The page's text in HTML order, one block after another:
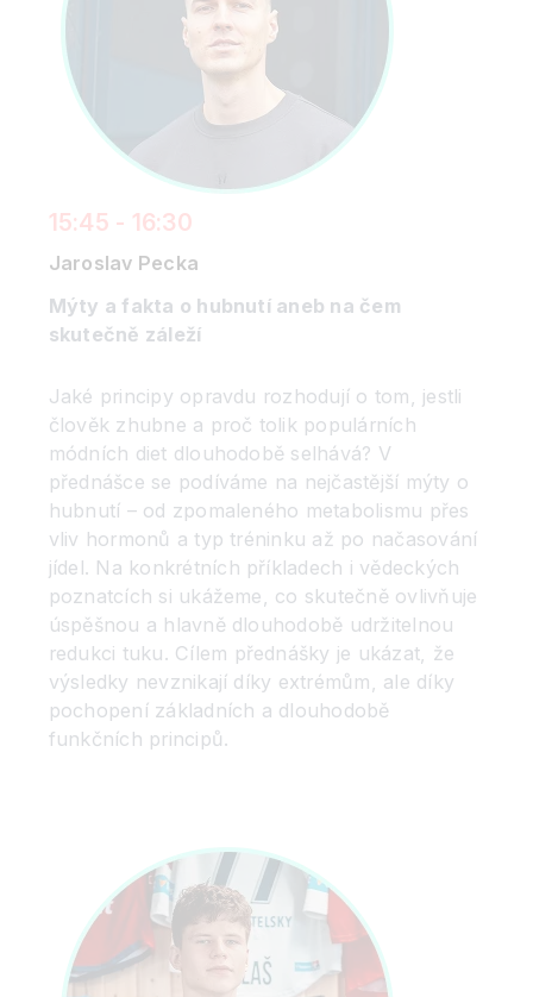
15:45 - 16:30
Jaroslav Pecka
Mýty a fakta o hubnutí aneb na čem
skutečně záleží
Jaké principy opravdu rozhodují o tom, jestli
člověk zhubne a proč tolik populárních
módních diet dlouhodobě selhává? V
přednášce se podíváme na nejčastější mýty o
hubnutí – od zpomaleného metabolismu přes
vliv hormonů a typ tréninku až po načasování
jídel. Na konkrétních příkladech i vědeckých
poznatcích si ukážeme, co skutečně ovlivňuje
úspěšnou a hlavně dlouhodobě udržitelnou
redukci tuku. Cílem přednášky je ukázat, že
výsledky nevznikají díky extrémům, ale díky
pochopení základních a dlouhodobě
funkčních principů.